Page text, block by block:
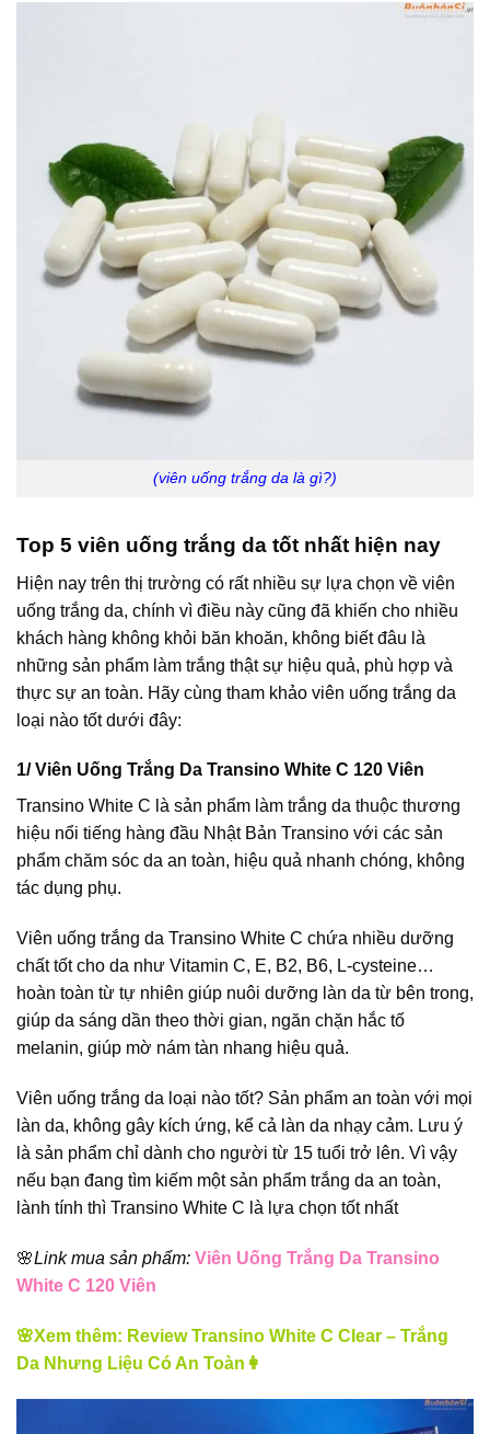
(viên uống trắng da là gì?)
Top 5 viên uống trắng da tốt nhất hiện nay
Hiện nay trên thị trường có rất nhiều sự lựa chọn về viên
uống trắng da, chính vì điều này cũng đã khiến cho nhiều
khách hàng không khỏi băn khoăn, không biết đâu là
những sản phẩm làm trắng thật sự hiệu quả, phù hợp và
thực sự an toàn. Hãy cùng tham khảo viên uống trắng da
loại nào tốt dưới đây:
1/ Viên Uống Trắng Da Transino White C 120 Viên
Transino White C là sản phẩm làm trắng da thuộc thương
hiệu nổi tiếng hàng đầu Nhật Bản Transino với các sản
phẩm chăm sóc da an toàn, hiệu quả nhanh chóng, không
tác dụng phụ.
Viên uống trắng da Transino White C chứa nhiều dưỡng
chất tốt cho da như Vitamin C, E, B2, B6, L-cysteine…
hoàn toàn từ tự nhiên giúp nuôi dưỡng làn da từ bên trong,
giúp da sáng dần theo thời gian, ngăn chặn hắc tố
melanin, giúp mờ nám tàn nhang hiệu quả.
Viên uống trắng da loại nào tốt? Sản phẩm an toàn với mọi
làn da, không gây kích ứng, kể cả làn da nhạy cảm. Lưu ý
là sản phẩm chỉ dành cho người từ 15 tuổi trở lên. Vì vậy
nếu bạn đang tìm kiếm một sản phẩm trắng da an toàn,
lành tính thì Transino White C là lựa chọn tốt nhất
🌸Link mua sản phẩm: Viên Uống Trắng Da Transino
White C 120 Viên
🌸Xem thêm: Review Transino White C Clear – Trắng
Da Nhưng Liệu Có An Toàn👩